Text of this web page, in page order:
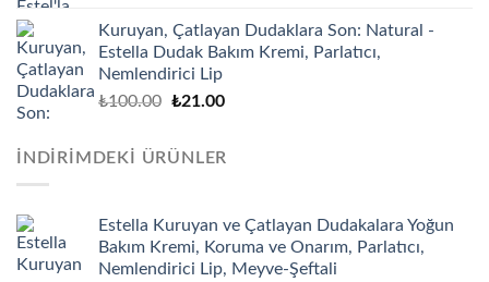
Kuruyan, Çatlayan Dudaklara Son: Natural -
Estella Dudak Bakım Kremi, Parlatıcı,
Nemlendirici Lip
₺100.00 Orijinal
₺100.00.
₺21.00Şu
₺21.00.
İNDIRIMDEKI ÜRÜNLER
Estella Kuruyan ve Çatlayan Dudakalara Yoğun
Bakım Kremi, Koruma ve Onarım, Parlatıcı,
Nemlendirici Lip, Meyve-Şeftali